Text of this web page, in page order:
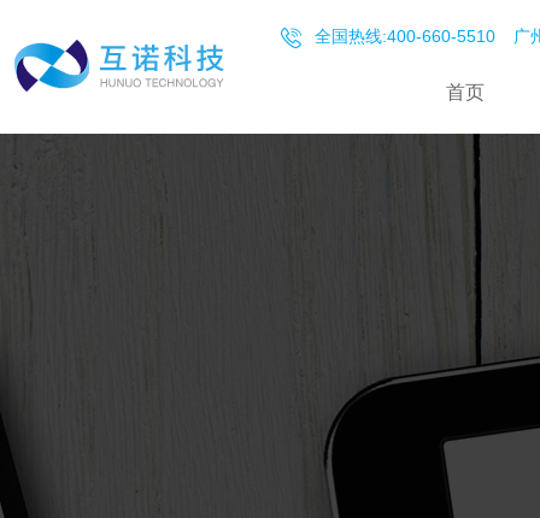
全国热线:400-660-5510 广
首页